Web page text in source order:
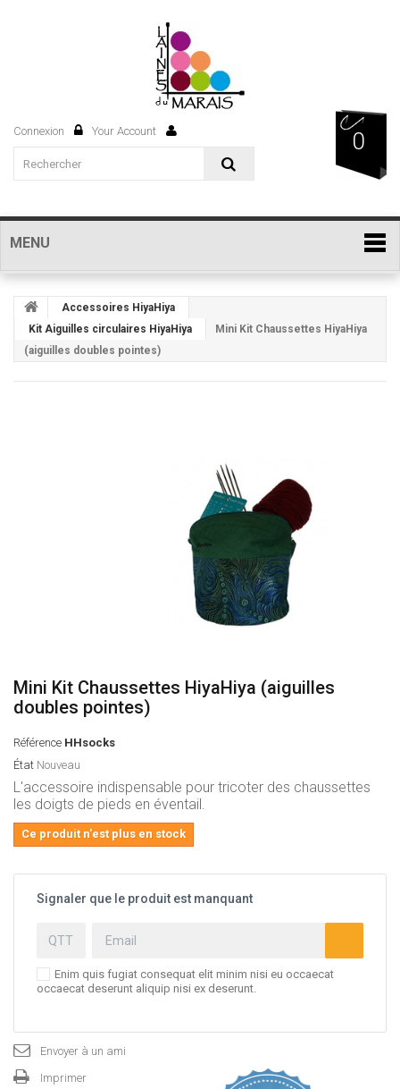
0
Connexion Your Account
MENU
Accessoires HiyaHiya
Kit Aiguilles circulaires HiyaHiya
Mini Kit Chaussettes HiyaHiya
(aiguilles doubles pointes)
Mini Kit Chaussettes HiyaHiya (aiguilles
doubles pointes)
Référence HHsocks
État Nouveau
L'accessoire indispensable pour tricoter des chaussettes
les doigts de pieds en éventail.
Ce produit n'est plus en stock
Signaler que le produit est manquant
Enim quis fugiat consequat elit minim nisi eu occaecat
occaecat deserunt aliquip nisi ex deserunt.
Envoyer à un ami
Imprimer